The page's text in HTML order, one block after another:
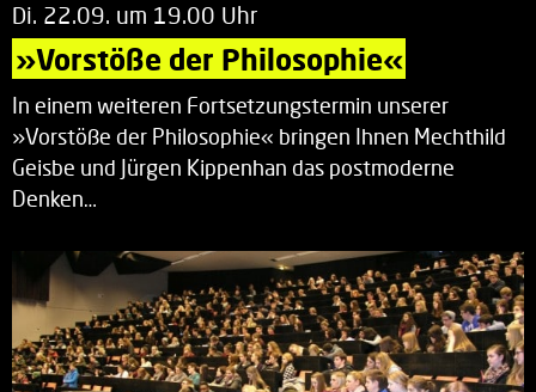
Di. 22.09. um 19.00 Uhr
»Vorstöße der Philosophie«
In einem weiteren Fortsetzungstermin unserer
»Vorstöße der Philosophie« bringen Ihnen Mechthild
Geisbe und Jürgen Kippenhan das postmoderne
Denken…